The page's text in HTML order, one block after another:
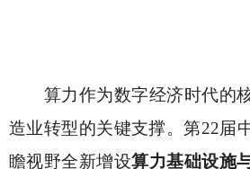
算力作为数字经济时代的
造业转型的关键支撑。第22届
瞻视野全新增设算力基础设施